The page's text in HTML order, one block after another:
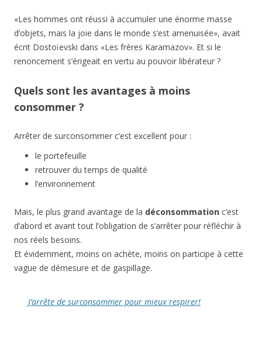
«Les hommes ont réussi à accumuler une énorme masse
d’objets, mais la joie dans le monde s’est amenuisée», avait
écrit Dostoïevski dans «Les frères Karamazov». Et si le
renoncement s’érigeait en vertu au pouvoir libérateur ?
Quels sont les avantages à moins
consommer ?
Arrêter de surconsommer c’est excellent pour :
le portefeuille
retrouver du temps de qualité
l’environnement
Mais, le plus grand avantage de la déconsommation c’est
d’abord et avant tout l’obligation de s’arrêter pour réfléchir à
nos réels besoins.
Et évidemment, moins on achète, moins on participe à cette
vague de démesure et de gaspillage.
J’arrête de surconsommer pour mieux respirer!